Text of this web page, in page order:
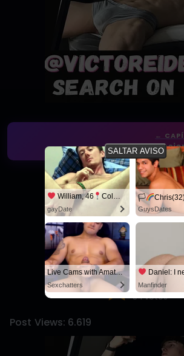
←
El
¿Qué te pareció este
Confirmar valoración
Selecciona una estrella para
4.8/5
84 votos
Post Views: 6.619
William, 46 Columbus
gayDate
🏳‍
GuysDates
Live Cams with Amateur Men
Sexchatters
Daniel: I need a man
Manfinder
SALTAR AVISO